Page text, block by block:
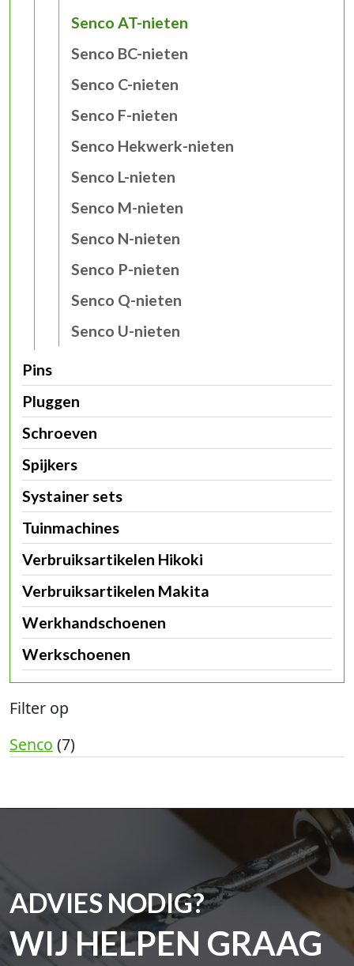
Senco AT-nieten
Senco BC-nieten
Senco C-nieten
Senco F-nieten
Senco Hekwerk-nieten
Senco L-nieten
Senco M-nieten
Senco N-nieten
Senco P-nieten
Senco Q-nieten
Senco U-nieten
Pins
Pluggen
Schroeven
Spijkers
Systainer sets
Tuinmachines
Verbruiksartikelen Hikoki
Verbruiksartikelen Makita
Werkhandschoenen
Werkschoenen
Filter op
Senco (7)
ADVIES NODIG?
WIJ HELPEN GRAAG